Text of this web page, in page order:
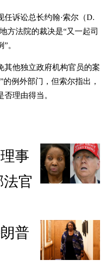
诉讼总长约翰·索尔（D.
方法院的裁决是“又一起司
。
其他独立政府机构官员的案
例外部门，但索尔指出，
理由得当。
事
法官
普